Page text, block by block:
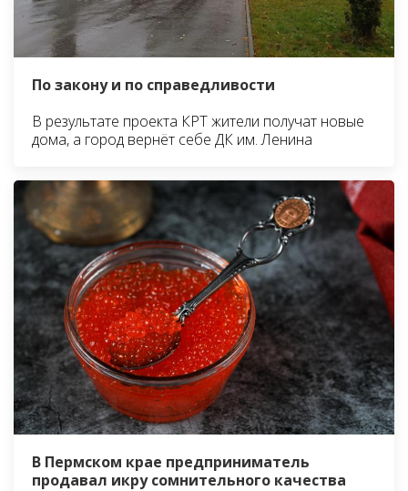
По закону и по справедливости
В результате проекта КРТ жители получат новые
дома, а город вернёт себе ДК им. Ленина
В Пермском крае предприниматель
продавал икру сомнительного качества